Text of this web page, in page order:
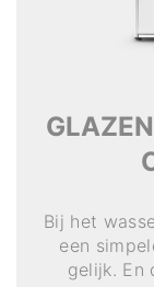
Bij het
een
gelijk. En